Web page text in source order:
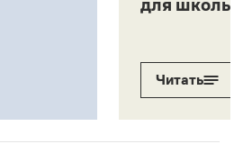
для
Читать